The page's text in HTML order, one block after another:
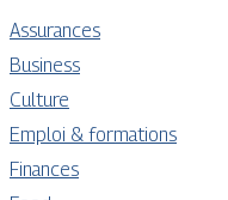
Assurances
Business
Culture
Emploi & formations
Finances